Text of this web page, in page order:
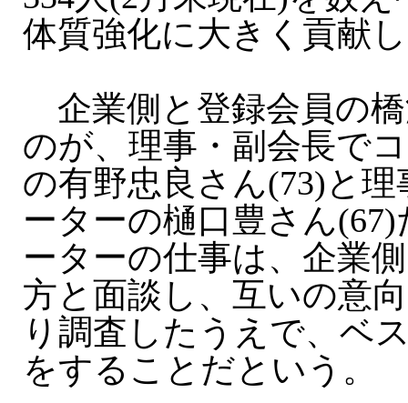
体質強化に大きく貢献
企業側と登録会員の
のが、理事・副会長で
の有野忠良さん(73)と
ーターの樋口豊さん
ーターの仕事は、企業
方と面談し、互いの意
り調査したうえで、ベ
をすることだという。